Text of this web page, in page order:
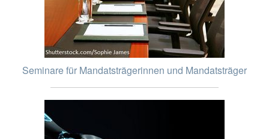
Seminare für Mandatsträgerinnen und Mandatsträger